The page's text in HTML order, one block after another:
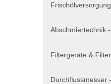
Frischölversorgung
Abschmiertechnik
Filtergeräte & Filter
Durchflussmesser